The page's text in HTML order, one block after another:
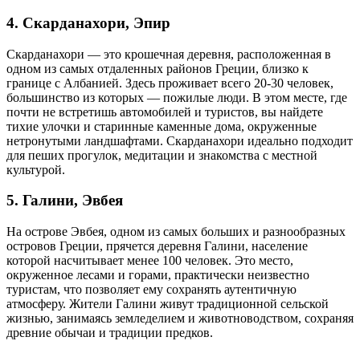
4. Скарданахори, Эпир
Скарданахори — это крошечная деревня, расположенная в
одном из самых отдаленных районов Греции, близко к
границе с Албанией. Здесь проживает всего 20-30 человек,
большинство из которых — пожилые люди. В этом месте, где
почти не встретишь автомобилей и туристов, вы найдете
тихие улочки и старинные каменные дома, окруженные
нетронутыми ландшафтами. Скарданахори идеально подходит
для пеших прогулок, медитации и знакомства с местной
культурой.
5. Галини, Эвбея
На острове Эвбея, одном из самых больших и разнообразных
островов Греции, прячется деревня Галини, население
которой насчитывает менее 100 человек. Это место,
окруженное лесами и горами, практически неизвестно
туристам, что позволяет ему сохранять аутентичную
атмосферу. Жители Галини живут традиционной сельской
жизнью, занимаясь земледелием и животноводством, сохраняя
древние обычаи и традиции предков.